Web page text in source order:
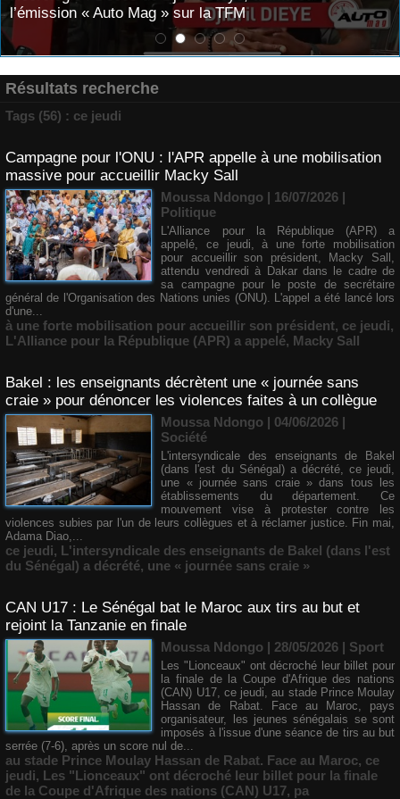
l’émission « Auto Mag » sur la TFM
Résultats recherche
Tags (56) : ce jeudi
Campagne pour l'ONU : l'APR appelle à une mobilisation
massive pour accueillir Macky Sall
Moussa Ndongo | 16/07/2026 |
Politique
L'Alliance pour la République (APR) a
appelé, ce jeudi, à une forte mobilisation
pour accueillir son président, Macky Sall,
attendu vendredi à Dakar dans le cadre de
sa campagne pour le poste de secrétaire
général de l'Organisation des Nations unies (ONU). L'appel a été lancé lors
d'une...
à une forte mobilisation pour accueillir son président, ce jeudi,
L'Alliance pour la République (APR) a appelé, Macky Sall
Bakel : les enseignants décrètent une « journée sans
craie » pour dénoncer les violences faites à un collègue
Moussa Ndongo | 04/06/2026 |
Société
L'intersyndicale des enseignants de Bakel
(dans l'est du Sénégal) a décrété, ce jeudi,
une « journée sans craie » dans tous les
établissements du département. Ce
mouvement vise à protester contre les
violences subies par l'un de leurs collègues et à réclamer justice. Fin mai,
Adama Diao,...
ce jeudi, L'intersyndicale des enseignants de Bakel (dans l'est
du Sénégal) a décrété, une « journée sans craie »
CAN U17 : Le Sénégal bat le Maroc aux tirs au but et
rejoint la Tanzanie en finale
Moussa Ndongo | 28/05/2026 | Sport
Les "Lionceaux" ont décroché leur billet pour
la finale de la Coupe d'Afrique des nations
(CAN) U17, ce jeudi, au stade Prince Moulay
Hassan de Rabat. Face au Maroc, pays
organisateur, les jeunes sénégalais se sont
imposés à l'issue d'une séance de tirs au but
serrée (7-6), après un score nul de...
au stade Prince Moulay Hassan de Rabat. Face au Maroc, ce
jeudi, Les "Lionceaux" ont décroché leur billet pour la finale
de la Coupe d'Afrique des nations (CAN) U17, pa